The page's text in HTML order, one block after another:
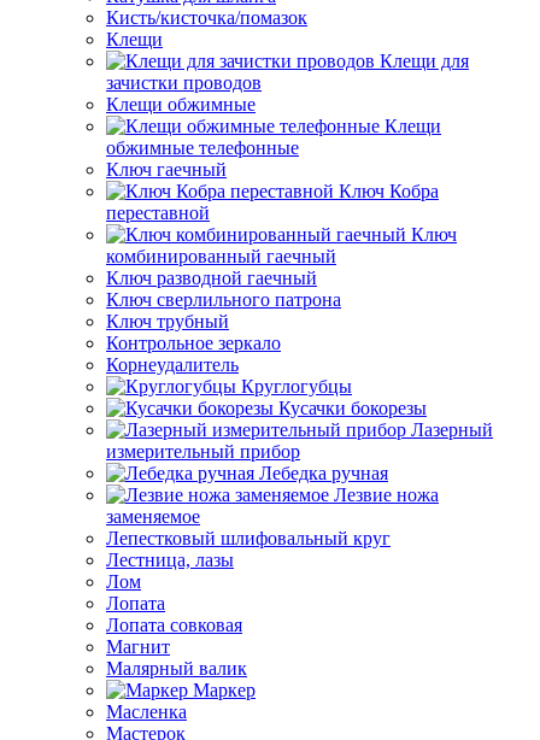
Кисть/кисточка/помазок
Клещи
Клещи для
зачистки проводов
Клещи обжимные
Клещи
обжимные телефонные
Ключ гаечный
Ключ Кобра
переставной
Ключ
комбинированный гаечный
Ключ разводной гаечный
Ключ сверлильного патрона
Ключ трубный
Контрольное зеркало
Корнеудалитель
Круглогубцы
Кусачки бокорезы
Лазерный
измерительный прибор
Лебедка ручная
Лезвие ножа
заменяемое
Лепестковый шлифовальный круг
Лестница, лазы
Лом
Лопата
Лопата совковая
Магнит
Малярный валик
Маркер
Масленка
Мастерок